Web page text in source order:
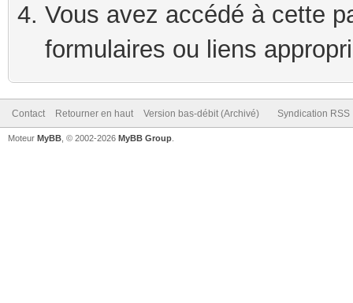
Vous avez accédé à cette
formulaires ou liens
Contact Retourner en haut Version bas-débit (Archivé) Syndication RSS
Moteur MyBB , © 2002-2026 MyBB Group